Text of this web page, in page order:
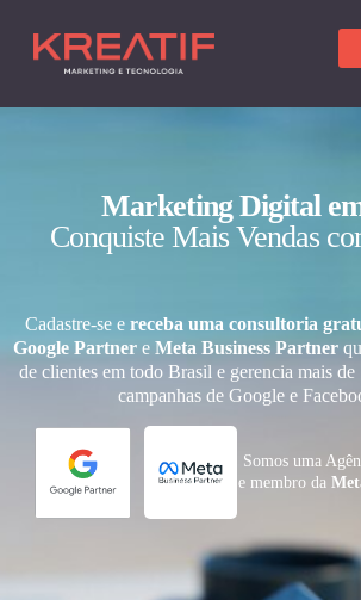
Marketing Digital
Conquiste Mais Vendas
Cadastre-se e receba uma consultoria
Google Partner e Meta Business Partner
de clientes em todo Brasil e gerencia mais
campanhas de Google e
Somos uma
e membro da